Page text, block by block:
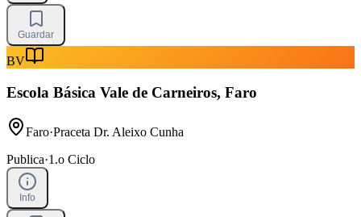
Guardar
BV
Escola Básica Vale de Carneiros, Faro
Faro·Praceta Dr. Aleixo Cunha
Publica·1.o Ciclo
Info